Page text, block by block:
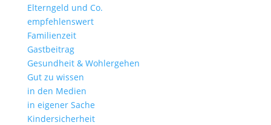
Elterngeld und Co.
empfehlenswert
Familienzeit
Gastbeitrag
Gesundheit & Wohlergehen
Gut zu wissen
in den Medien
in eigener Sache
Kindersicherheit